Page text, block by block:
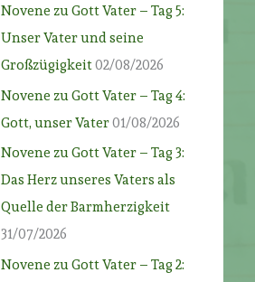
Novene zu Gott Vater – Tag 5:
Unser Vater und seine
Großzügigkeit02/08/2026
Novene zu Gott Vater – Tag 4:
Gott, unser Vater01/08/2026
Novene zu Gott Vater – Tag 3:
Das Herz unseres Vaters als
Quelle der Barmherzigkeit
31/07/2026
Novene zu Gott Vater – Tag 2: